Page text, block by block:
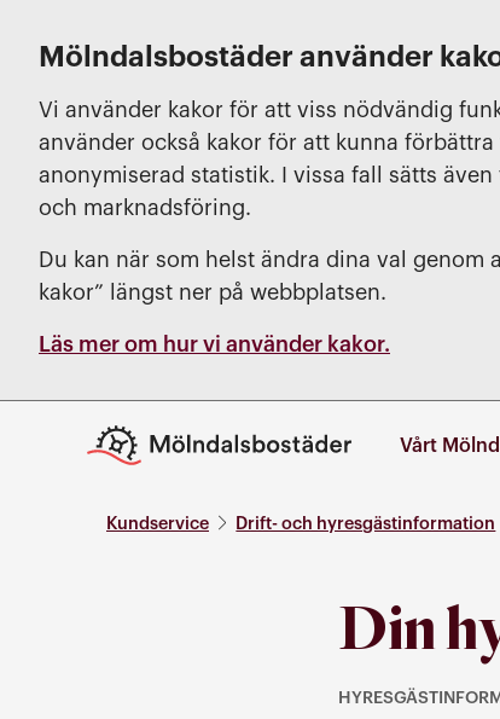
Mölndalsbostäder använder
Vi använder kakor för att viss nödvändig
använder också kakor för att kunna
anonymiserad statistik. I vissa fall sätts
och marknadsföring.
Du kan när som helst ändra dina val genom
kakor” längst ner på webbplatsen.
Läs mer om hur vi använder kakor.
Vårt
Kundservice Drift- och hyresgästinformation
Din
Kategori: